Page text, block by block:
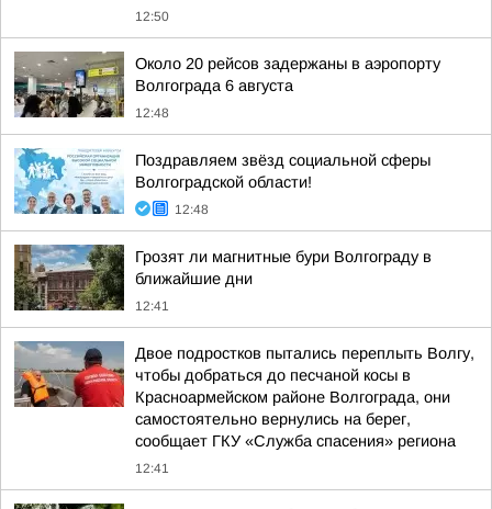
12:50
Около 20 рейсов задержаны в аэропорту
Волгограда 6 августа
12:48
Поздравляем звёзд социальной сферы
Волгоградской области!
12:48
Грозят ли магнитные бури Волгограду в
ближайшие дни
12:41
Двое подростков пытались переплыть Волгу,
чтобы добраться до песчаной косы в
Красноармейском районе Волгограда, они
самостоятельно вернулись на берег,
сообщает ГКУ «Служба спасения» региона
12:41